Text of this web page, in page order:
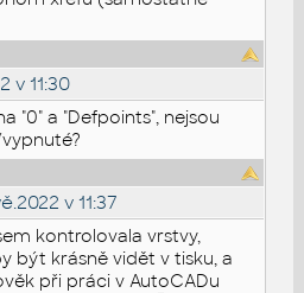
v 11:30
"0" a "Defpoints", nejsou
v 11:37
kontrolovala vrstvy,
být krásně vidět v tisku, a
při práci v AutoCADu